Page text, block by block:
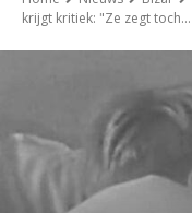
krijgt kritiek: "Ze zegt toch...